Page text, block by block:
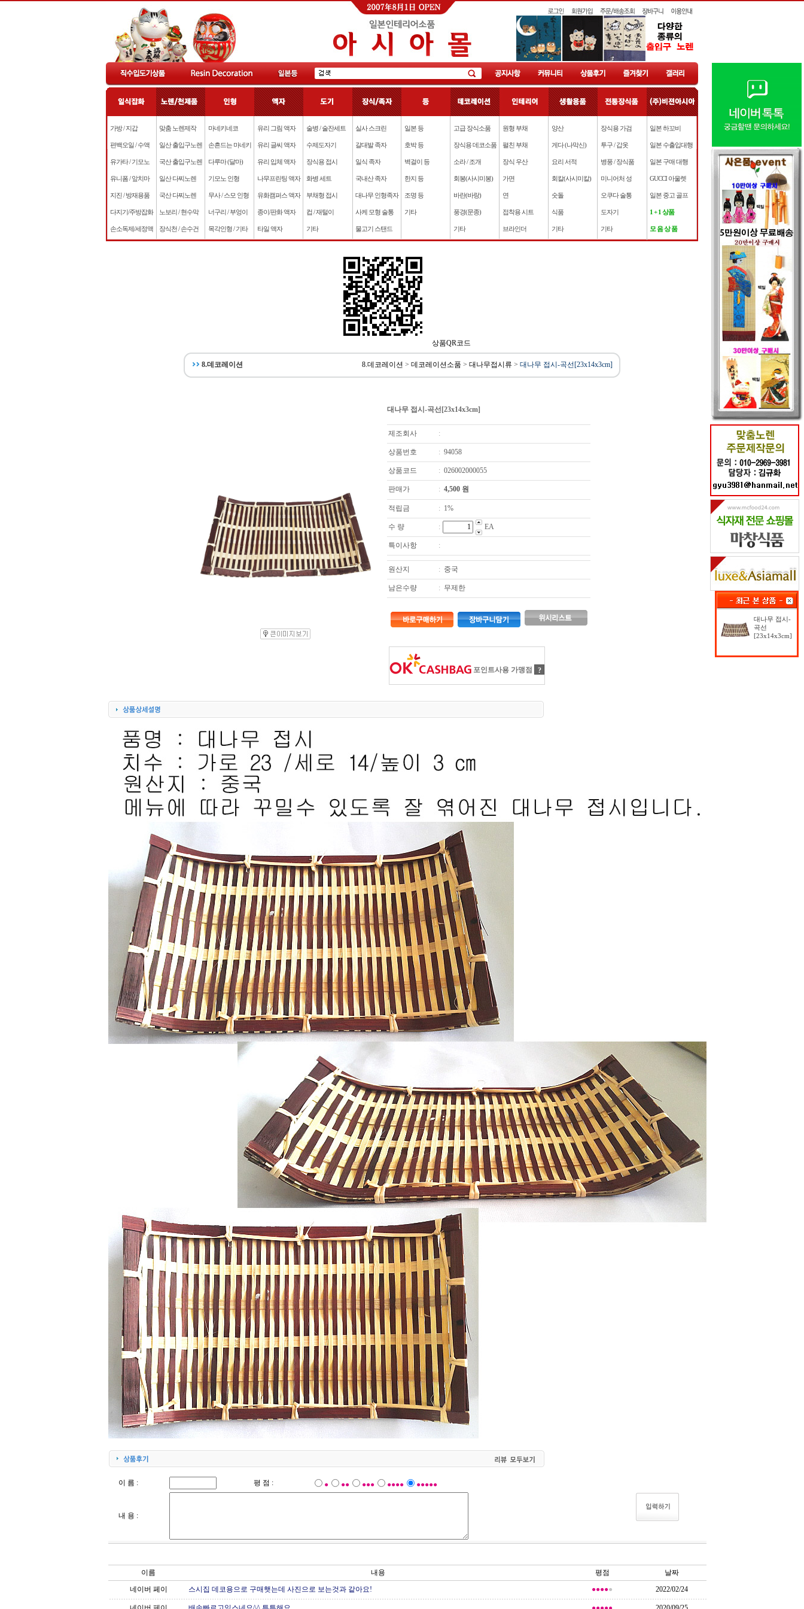
가방 / 지갑
편백오일 / 수액
유가타 / 기모노
유니폼 / 앞치마
지진 / 방재용품
다지기/주방잡화
손소독제/세정액
맞춤 노렌제작
일산 출입구노렌
국산 출입구노렌
일산 다찌노렌
국산 다찌노렌
노보리 / 현수막
장식천 / 손수건
마네키네코
손흔드는 마네키
다루마 (달마)
기모노 인형
무사 / 스모 인형
너구리 / 부엉이
목각인형 / 기타
유리 그림 액자
유리 글씨 액자
유리 입체 액자
나무프린팅 액자
유화캠퍼스 액자
종이/판화 액자
타일 액자
술병 / 술잔세트
수제도자기
장식용 접시
화병 세트
부채형 접시
컵 / 재털이
기타
실사 스크린
갈대발 족자
일식 족자
국내산 족자
대나무 인형족자
사케 모형 술통
물고기 스탠드
일본 등
호박 등
벽걸이 등
한지 등
조명 등
기타
고급 장식소품
장식용 데코소품
소라 / 조개
회봉(사시미봉)
바란(바랑)
풍경(문종)
기타
원형 부채
펼친 부채
장식 우산
가면
연
접착용 시트
브라인더
양산
게다 (나막신)
요리 서적
회칼(사시미칼)
숫돌
식품
기타
장식용 가검
투구 / 갑옷
병풍 / 장식품
미니어처 성
오쿠다 술통
도자기
기타
일본 하꼬비
일본 수출입대행
일본 구매 대행
GUCCI 아울렛
일본 중고 골프
1 + 1 상품
모 음 상 품
상품QR코드
8.데코레이션 8.데코레이션 > 데코레이션소품 > 대나무접시류 > 대나무 접시-곡선[23x14x3cm]
대나무 접시-곡선[23x14x3cm]
제조회사 :
상품번호 : 94058
상품코드 : 026002000055
판매가 : 4,500 원
적립금 : 1%
수 량 : EA
특이사항 :
원산지 : 중국
남은수량 : 무제한
포인트사용 가맹점 ?
이 름 : 평 점 : ● ●● ●●● ●●●● ●●●●●
내 용 :
이름 내용 평점
날짜
네이버 페이
스시집 데코용으로 구매햇는데 사진으로 보는것과 같아요! ●●●●● 2022/02/24
대나무 접시-
곡선
[23x14x3cm]